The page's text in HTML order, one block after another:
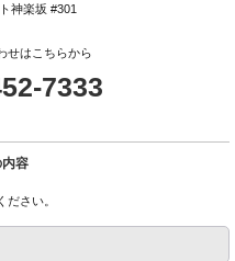
神楽坂 #301
せはこちらから
7333
容
ださい。